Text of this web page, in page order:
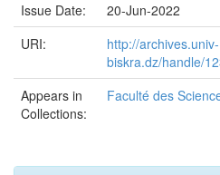
Issue Date:
20-Jun-2022
URI:
http://archives.univ-
biskra.dz/handle/
Appears in
Collections:
Faculté des